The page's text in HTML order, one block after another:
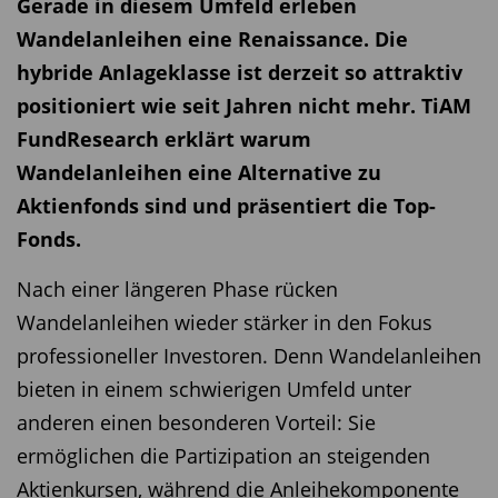
feste Gewichtung der einzelnen Anlageklassen.
Erkann die Aktienquote je nach
Markteinschätzung flexibel steuern, wobei sie
grundsätzlich mindestens 50 Prozent beträgt.
Ergänzt wird das Portfolio durch Unternehmens-
und Staatsanleihen, Geldmarktanlagen,
Bankguthaben sowie Fondsinvestments. Auch
Derivate können eingesetzt werden, allerdings
ausschließlich zur Absicherung von Risiken.
Grundlage der Investmententscheidungen ist ein
eigenes makroökonomisches Weltbild, das
fundamentale, technische und situative Faktoren
miteinander verbindet.
Europäische Qualitätsunternehmen prägen
das Portfolio
Forward-KGV zurück, das die erwarteten
Unternehmensgewinne berücksichtigt und damit
Zudem wurde ein weiterer wichtiger Faktor
Wirtschaftsstruktur oder höherer Risikoprämien
Entscheidend war daher nicht die absolute
Bewertung, sondern der jeweilige Abschlag eines
vergangenen zehn Jahre.
Gerade in diesem Umfeld erleben
Wandelanleihen eine Renaissance. Die
hybride Anlageklasse ist derzeit so attraktiv
positioniert wie seit Jahren nicht mehr. TiAM
FundResearch erklärt warum
Wandelanleihen eine Alternative zu
Aktienfonds sind und präsentiert die Top-
Fonds.
Nach einer längeren Phase rücken
Wandelanleihen wieder stärker in den Fokus
professioneller Investoren. Denn Wandelanleihen
bieten in einem schwierigen Umfeld unter
anderen einen besonderen Vorteil: Sie
ermöglichen die Partizipation an steigenden
Aktienkursen, während die Anleihekomponente